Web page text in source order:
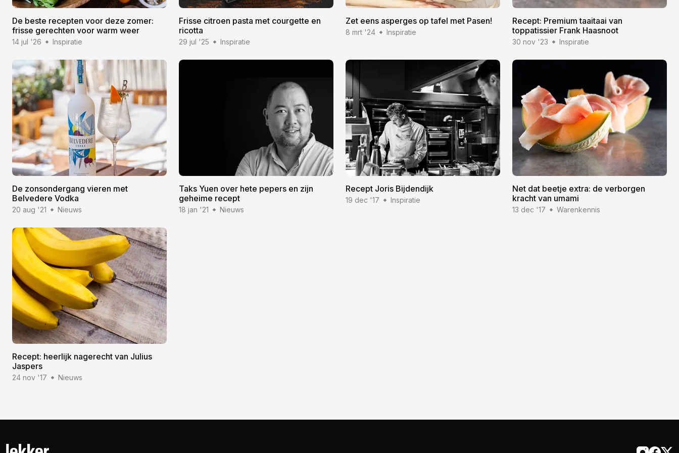
De beste recepten voor deze zomer:
frisse gerechten voor warm weer
14 jul '26 Inspiratie
Frisse citroen pasta met courgette en
ricotta
29 jul '25 Inspiratie
Zet eens asperges op tafel met Pasen!
8 mrt '24 Inspiratie
Recept: Premium taaitaai van
toppatissier Frank Haasnoot
30 nov '23 Inspiratie
De zonsondergang vieren met
Belvedere Vodka
20 aug '21 Nieuws
Taks Yuen over hete pepers en zijn
geheime recept
18 jan '21 Nieuws
Recept Joris Bijdendijk
19 dec '17 Inspiratie
Net dat beetje extra: de verborgen
kracht van umami
13 dec '17 Warenkennis
Recept: heerlijk nagerecht van Julius
Jaspers
24 nov '17 Nieuws